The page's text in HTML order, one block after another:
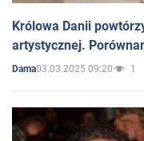
Królowa Danii
artystycznej.
Dama03.03.2025 09:20 1